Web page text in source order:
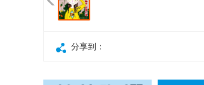
分享到：